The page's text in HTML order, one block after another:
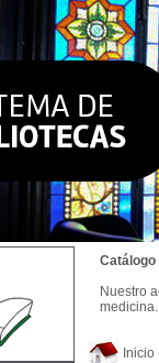
Inicio
Catálogo
Nuestro
medicina.